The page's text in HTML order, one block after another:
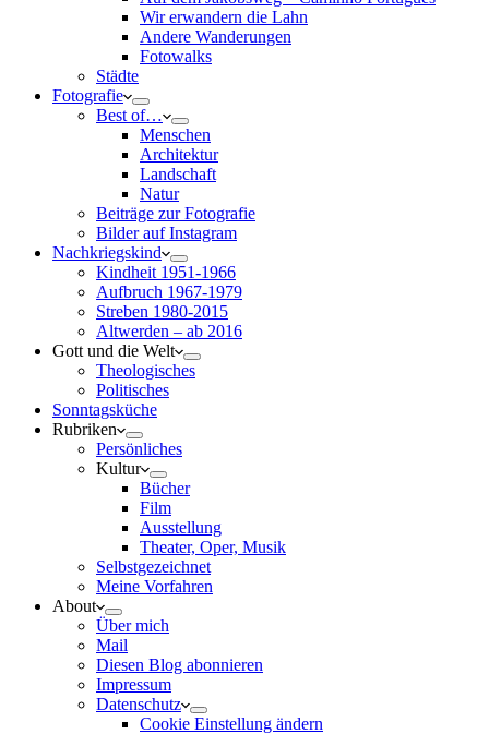
Wir erwandern die Lahn
Andere Wanderungen
Fotowalks
Städte
Fotografie
Best of…
Menschen
Architektur
Landschaft
Natur
Beiträge zur Fotografie
Bilder auf Instagram
Nachkriegskind
Kindheit 1951-1966
Aufbruch 1967-1979
Streben 1980-2015
Altwerden – ab 2016
Gott und die Welt
Theologisches
Politisches
Sonntagsküche
Rubriken
Persönliches
Kultur
Bücher
Film
Ausstellung
Theater, Oper, Musik
Selbstgezeichnet
Meine Vorfahren
About
Über mich
Mail
Diesen Blog abonnieren
Impressum
Datenschutz
Cookie Einstellung ändern